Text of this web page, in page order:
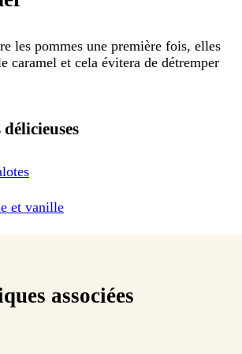
les pommes une première fois, elles
caramel et cela évitera de détremper
délicieuses
et vanille
associées